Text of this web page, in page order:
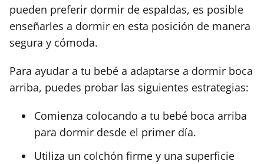
pueden preferir dormir de espaldas, es posible
enseñarles a dormir en esta posición de manera
segura y cómoda.
Para ayudar a tu bebé a adaptarse a dormir boca
arriba, puedes probar las siguientes estrategias:
Comienza colocando a tu bebé boca arriba
para dormir desde el primer día.
Utiliza un colchón firme y una superficie